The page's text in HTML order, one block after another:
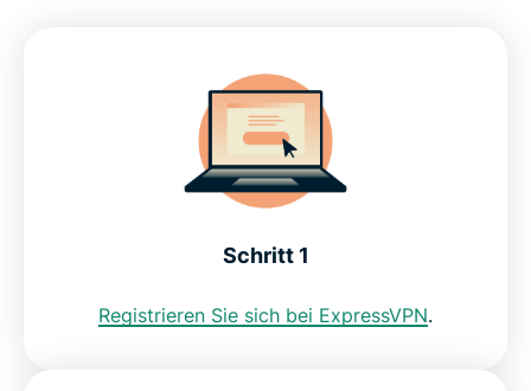
Warum ExpressVPN das beste VPN für die
Laden Sie ein Niederlande-VPN für alle Ihre Geräte
Schritt 1
Registrieren Sie sich bei ExpressVPN.